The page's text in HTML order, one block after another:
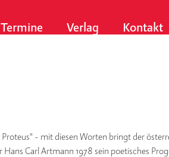
Termine Verlag Kontakt
Proteus" - mit diesen Worten bringt der
Hans Carl Artmann 1978 sein poetisches